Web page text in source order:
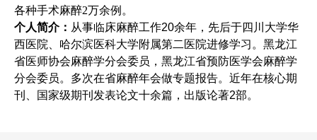
各种手术麻醉2万余例。
个人简介： 从事临床麻醉工作20余年，先后于四川大学华
西医院、哈尔滨医科大学附属第二医院进修学习。黑龙江
省医师协会麻醉学分会委员，黑龙江省预防医学会麻醉学
分会委员。多次在省麻醉年会做专题报告。近年在核心期
刊、国家级期刊发表论文十余篇，出版论著2部。